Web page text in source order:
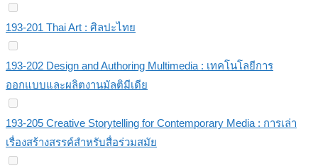
193-201 Thai Art : ศิลปะไทย
193-202 Design and Authoring Multimedia : เทคโนโลยีการ
ออกแบบและผลิตงานมัลติมีเดีย
193-205 Creative Storytelling for Contemporary Media : การเล่า
เรื่องสร้างสรรค์สำหรับสื่อร่วมสมัย